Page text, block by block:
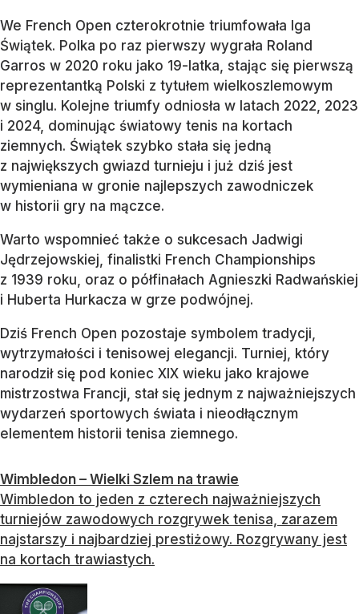
We French Open czterokrotnie triumfowała Iga
Świątek. Polka po raz pierwszy wygrała Roland
Garros w 2020 roku jako 19-latka, stając się pierwszą
reprezentantką Polski z tytułem wielkoszlemowym
w singlu. Kolejne triumfy odniosła w latach 2022, 2023
i 2024, dominując światowy tenis na kortach
ziemnych. Świątek szybko stała się jedną
z największych gwiazd turnieju i już dziś jest
wymieniana w gronie najlepszych zawodniczek
w historii gry na mączce.
Warto wspomnieć także o sukcesach Jadwigi
Jędrzejowskiej, finalistki French Championships
z 1939 roku, oraz o półfinałach Agnieszki Radwańskiej
i Huberta Hurkacza w grze podwójnej.
Dziś French Open pozostaje symbolem tradycji,
wytrzymałości i tenisowej elegancji. Turniej, który
narodził się pod koniec XIX wieku jako krajowe
mistrzostwa Francji, stał się jednym z najważniejszych
wydarzeń sportowych świata i nieodłącznym
elementem historii tenisa ziemnego.
Wimbledon – Wielki Szlem na trawie
Wimbledon to jeden z czterech najważniejszych
turniejów zawodowych rozgrywek tenisa, zarazem
najstarszy i najbardziej prestiżowy. Rozgrywany jest
na kortach trawiastych.